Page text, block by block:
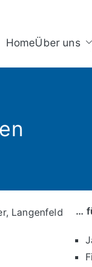
HomeÜber uns
…